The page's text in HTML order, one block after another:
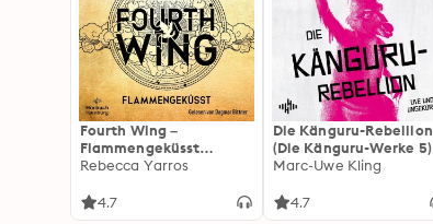
Fourth Wing –
Flammengeküsst
(Flammengeküsst-Reihe
Rebecca Yarros
4.7
Die Känguru-Rebellion
(Die Känguru-Werke 5)
Marc-Uwe Kling
4.7